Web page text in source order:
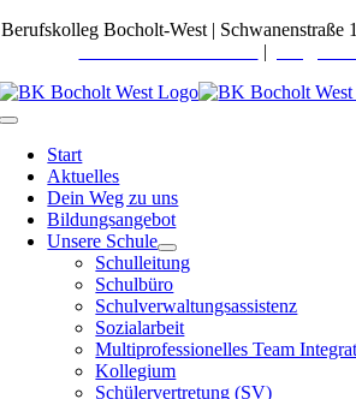
Zum
Berufskolleg Bocholt-West | Schwanenstraße
|
Toggle
Navigation
Start
Aktuelles
Dein Weg zu uns
Bildungsangebot
Unsere Schule
Schulleitung
Schulbüro
Schulverwaltungsassistenz
Sozialarbeit
Multiprofessionelles Team
Kollegium
Schülervertretung (SV)